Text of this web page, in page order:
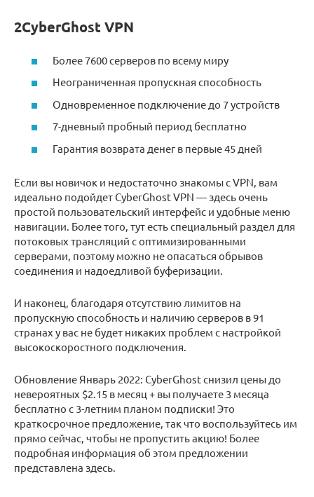
2CyberGhost VPN
Более 7600 серверов по всему миру
Неограниченная пропускная способность
Одновременное подключение до 7 устройств
7-дневный пробный период бесплатно
Гарантия возврата денег в первые 45 дней
Если вы новичок и недостаточно знакомы с VPN, вам
идеально подойдет CyberGhost VPN — здесь очень
простой пользовательский интерфейс и удобные меню
навигации. Более того, тут есть специальный раздел для
потоковых трансляций с оптимизированными
серверами, поэтому можно не опасаться обрывов
соединения и надоедливой буферизации.
И наконец, благодаря отсутствию лимитов на
пропускную способность и наличию серверов в 91
странах у вас не будет никаких проблем с настройкой
высокоскоростного подключения.
Обновление Январь 2022: CyberGhost снизил цены до
невероятных $2.15 в месяц + вы получаете 3 месяца
бесплатно с 3-летним планом подписки! Это
краткосрочное предложение, так что воспользуйтесь им
прямо сейчас, чтобы не пропустить акцию! Более
подробная информация об этом предложении
представлена здесь.